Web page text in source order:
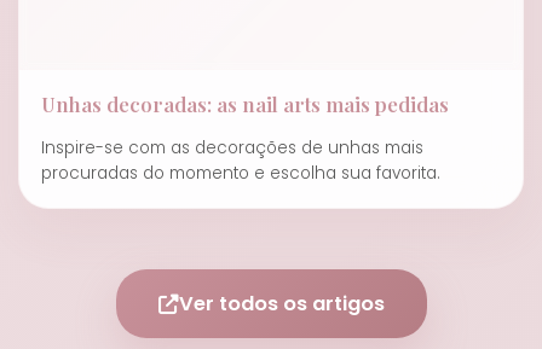
Unhas decoradas: as nail arts mais pedidas
Inspire-se com as decorações de unhas mais
procuradas do momento e escolha sua favorita.
Ver todos os artigos